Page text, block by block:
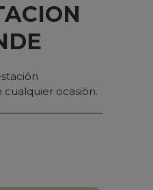
ocasión.